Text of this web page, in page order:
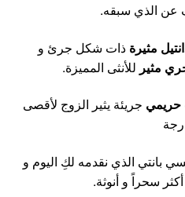
عن الذي سبقه.
مثيرة ذات شكل جرئ و
مثير للأنثى المميزة.
حريمي جريئة يثير الزوج لأقصى
بانتي الذي نقدمه لكِ اليوم و
سحراً و أنوثة.